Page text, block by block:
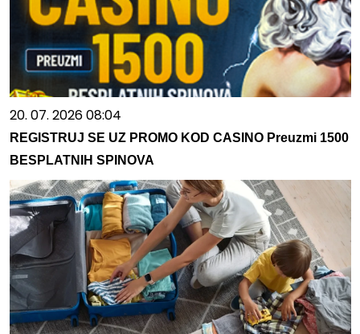
20. 07. 2026 08:04
REGISTRUJ SE UZ PROMO KOD CASINO Preuzmi 1500
BESPLATNIH SPINOVA